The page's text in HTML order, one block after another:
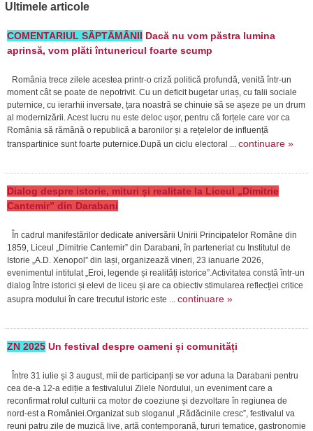
Ultimele articole
COMENTARIUL SĂPTĂMÂNII Dacă nu vom păstra lumina
aprinsă, vom plăti întunericul foarte scump
România trece zilele acestea printr-o criză politică profundă, venită într-un
moment cât se poate de nepotrivit. Cu un deficit bugetar uriaș, cu falii sociale
puternice, cu ierarhii inversate, țara noastră se chinuie să se așeze pe un drum
al modernizării. Acest lucru nu este deloc ușor, pentru că forțele care vor ca
România să rămână o republică a baronilor și a rețelelor de influență
transpartinice sunt foarte puternice.După un ciclu electoral ... continuare »
Dialog despre istorie, mituri și realitate la Liceul „Dimitrie
Cantemir” din Darabani
În cadrul manifestărilor dedicate aniversării Unirii Principatelor Române din
1859, Liceul „Dimitrie Cantemir” din Darabani, în parteneriat cu Institutul de
Istorie „A.D. Xenopol” din Iași, organizează vineri, 23 ianuarie 2026,
evenimentul intitulat „Eroi, legende și realități istorice”.Activitatea constă într-un
dialog între istorici și elevi de liceu și are ca obiectiv stimularea reflecției critice
asupra modului în care trecutul istoric este ... continuare »
ZN 2025Un festival despre oameni și comunități
Între 31 iulie și 3 august, mii de participanți se vor aduna la Darabani pentru
cea de-a 12-a ediție a festivalului Zilele Nordului, un eveniment care a
reconfirmat rolul culturii ca motor de coeziune și dezvoltare în regiunea de
nord-est a României.Organizat sub sloganul „Rădăcinile cresc”, festivalul va
reuni patru zile de muzică live, artă contemporană, tururi tematice, gastronomie